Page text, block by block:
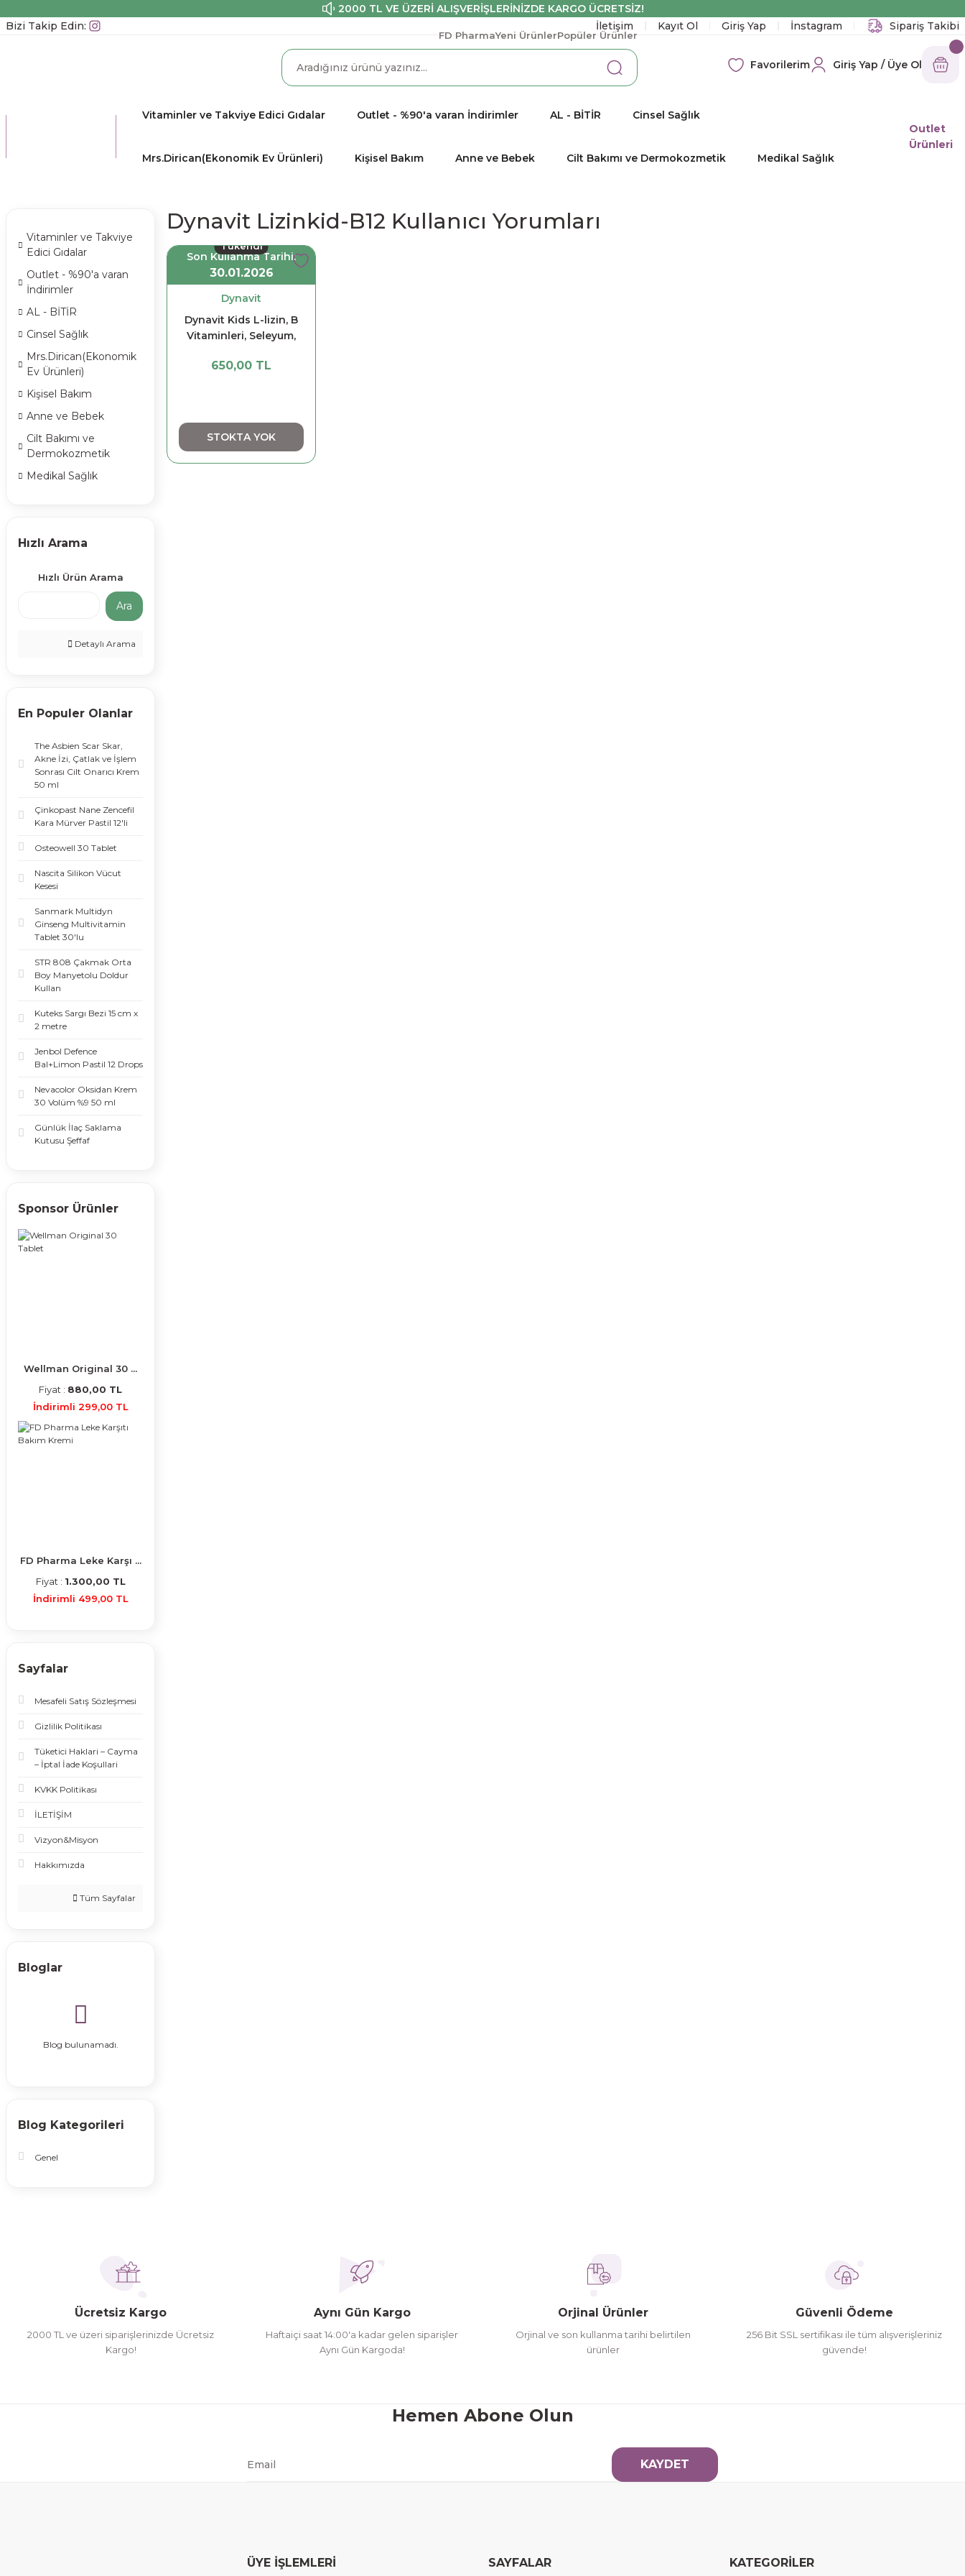
2000 TL VE ÜZERİ ALIŞVERİŞLERİNİZDE KARGO ÜCRETSİZ!
Bizi Takip Edin:
İletişim Kayıt Ol Giriş Yap İnstagram Sipariş Takibi
FD PharmaYeni ÜrünlerPopüler Ürünler
Favorilerim Giriş Yap / Üye Ol
Vitaminler ve Takviye Edici Gıdalar Outlet - %90'a varan İndirimler AL - BİTİR Cinsel Sağlık
Mrs.Dirican(Ekonomik Ev Ürünleri) Kişisel Bakım Anne ve Bebek Cilt Bakımı ve Dermokozmetik Medikal Sağlık
Outlet
Ürünleri
Vitaminler ve Takviye
Edici Gıdalar
Outlet - %90'a varan
İndirimler
AL - BİTİR
Cinsel Sağlık
Mrs.Dirican(Ekonomik
Ev Ürünleri)
Kişisel Bakım
Anne ve Bebek
Cilt Bakımı ve
Dermokozmetik
Medikal Sağlık
Hızlı Arama
Hızlı Ürün Arama
Ara
Detaylı Arama
En Populer Olanlar
The Asbien Scar Skar,
Akne İzi, Çatlak ve İşlem
Sonrası Cilt Onarıcı Krem
50 ml
Çinkopast Nane Zencefil
Kara Mürver Pastil 12'li
Osteowell 30 Tablet
Nascita Silikon Vücut
Kesesi
Sanmark Multidyn
Ginseng Multivitamin
Tablet 30'lu
STR 808 Çakmak Orta
Boy Manyetolu Doldur
Kullan
Kuteks Sargı Bezi 15 cm x
2 metre
Jenbol Defence
Bal+Limon Pastil 12 Drops
Nevacolor Oksidan Krem
30 Volüm %9 50 ml
Günlük İlaç Saklama
Kutusu Şeffaf
Sponsor Ürünler
Wellman Original 30 ...
Fiyat : 880,00 TL
İndirimli 299,00 TL
FD Pharma Leke Karşı ...
Fiyat : 1.300,00 TL
İndirimli 499,00 TL
Sayfalar
Mesafeli Satış Sözleşmesi
Gizlilik Politikası
Tüketici Haklari – Cayma
– İptal İade Koşullari
KVKK Politikası
İLETİŞİM
Vizyon&Misyon
Hakkımızda
Tüm Sayfalar
Bloglar
Blog bulunamadı.
Blog Kategorileri
Genel
Dynavit Lizinkid-B12 Kullanıcı Yorumları
Tükendi
Son Kullanma Tarihi:
30.01.2026
Dynavit
Dynavit Kids L-lizin, B
Vitaminleri, Seleyum,
Takviye Edici Gıda 150
650,00 TL
STOKTA YOK
Ücretsiz Kargo
2000 TL ve üzeri siparişlerinizde Ücretsiz
Kargo!
Aynı Gün Kargo
Haftaiçi saat 14:00'a kadar gelen siparişler
Aynı Gün Kargoda!
Orjinal Ürünler
Orjinal ve son kullanma tarihi belirtilen
ürünler
Güvenli Ödeme
256 Bit SSL sertifikası ile tüm alışverişleriniz
güvende!
Hemen Abone Olun
KAYDET
ÜYE İŞLEMLERİ SAYFALAR KATEGORİLER